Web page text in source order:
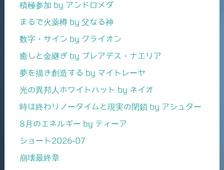
積極参加 by アンドロメダ
まるで火薬樽 by 父なる神
数字・サイン by クライオン
癒しと金継ぎ by プレアデス・ナエリア
夢を描き創造する by マイトレーヤ
光の異邦人ホワイトハット by ネイオ
時は終わりノータイムと現実の閉鎖 by アシュター
8月のエネルギー by ティーア
ショート2026-07
崩壊最終章